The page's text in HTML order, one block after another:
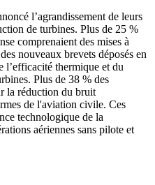
l’agrandissement de leurs
de turbines. Plus de 25 %
comprenaient des mises à
nouveaux brevets déposés en
l’efficacité thermique et du
Plus de 38 % des
la réduction du bruit
de l'aviation civile. Ces
technologique de la
aériennes sans pilote et